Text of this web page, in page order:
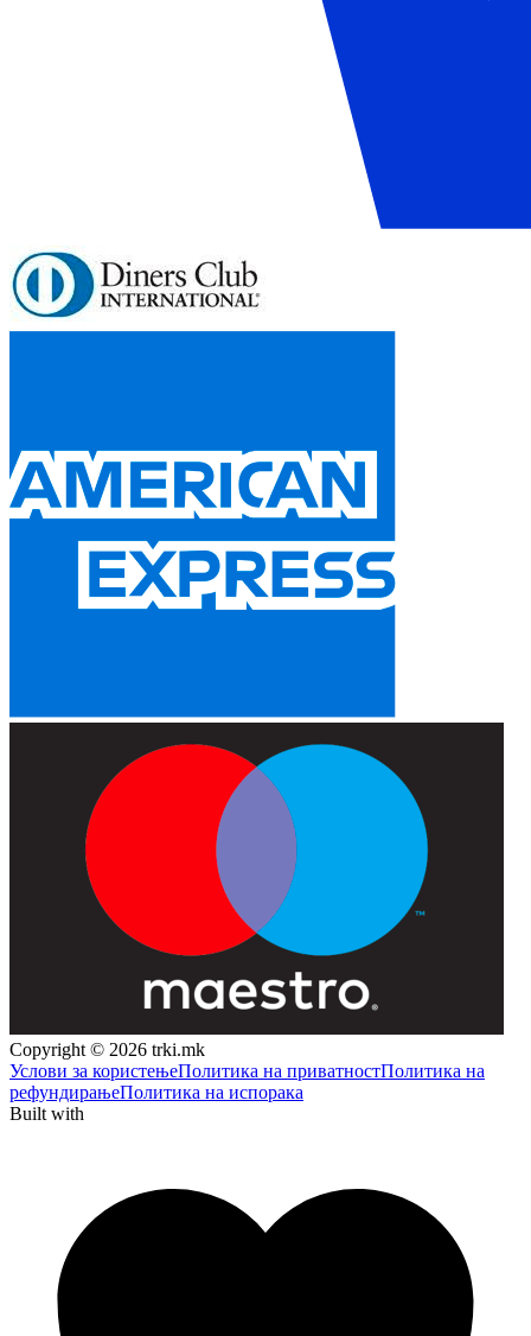
Copyright © 2026 trki.mk
Услови за користењеПолитика на приватностПолитика на
рефундирањеПолитика на испорака
Built with